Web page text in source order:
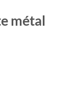
métal